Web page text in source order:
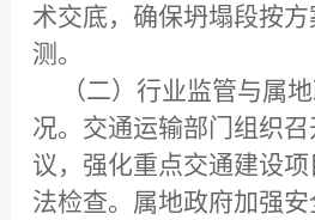
术交底，确保坍塌段按
测。
（二）行业监管与属
况。 交通运输部门组织
议，强化重点交通建设
法检查。属地政府加强